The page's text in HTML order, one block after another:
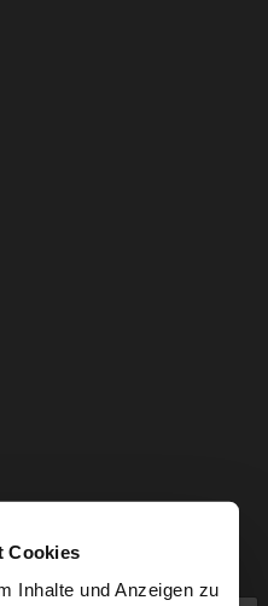
Cookies
Inhalte und Anzeigen zu